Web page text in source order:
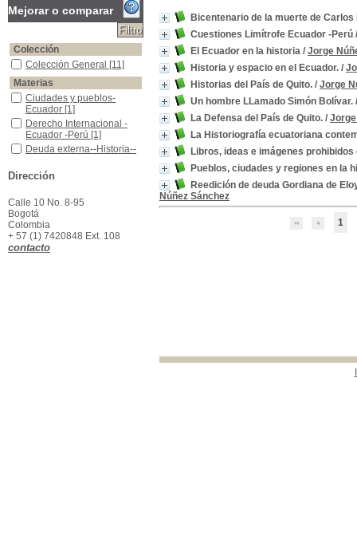
Bicentenario de la muerte de
Cuestiones Limítrofe Ecuador -Perú
El Ecuador en la historia / Jorge
Historia y espacio en el Ecuador. /
Historias del País de Quito. / Jorge
Un hombre LLamado Simón Bolívar.
La Defensa del País de Quito. /
La Historiografía ecuatoriana
Libros, ideas e imágenes
Pueblos, ciudades y regiones en la
Reedición de deuda Gordiana de
Núñez Sánchez
1
Mejorar o comparar
Colección
Colección General
Colección General [11]
Materias
Ciudades y pueblos- Ecuador
Ciudades y pueblos-
Ecuador [1]
Derecho Internacional -Ecuador -Perú
Derecho Internacional -
Ecuador -Perú [1]
Deuda externa--Historia--Ecuador--Siglo XIX
Deuda externa--Historia--
Ecuador - Estudios Históricos
Ecuador - Estudios
Ecuador - Historia
Ecuador - Historia
Ecuador - Historia - Espacio
Ecuador - Historia -
Espacio
Ecuador -Historiografía
Ecuador -Historiografía
Dirección
Calle 10 No. 8-95
Bogotá
Colombia
+ 57 (1) 7420848 Ext. 108
contacto